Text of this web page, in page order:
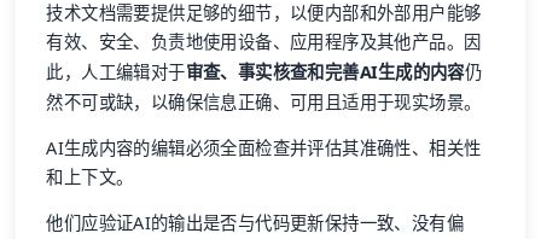
技术文档需要提供足够的细节，以便内部和外部用户能够
有效、安全、负责地使用设备、应用程序及其他产品。因
此，人工编辑对于审查、事实核查和完善AI生成的内容仍
然不可或缺，以确保信息正确、可用且适用于现实场景。
AI生成内容的编辑必须全面检查并评估其准确性、相关性
和上下文。
他们应验证AI的输出是否与代码更新保持一致、没有偏